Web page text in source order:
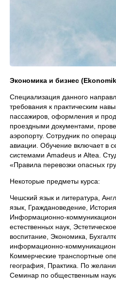
Экономика и бизнес
Специализация данного
требования к практическим
пассажиров, оформления и
проездными документами,
аэропорту. Сотрудник по
авиации. Обучение включает в
системами Amadeus и Altea.
«Правила перевозки опасных
Некоторые предметы курса:
Чешский язык и литература,
язык, Граждановедение,
Информационно-
естественных наук,
воспитание, Экономика,
информационно-
Коммерческие транспортные
география, Практика. По
Семинар по общественным